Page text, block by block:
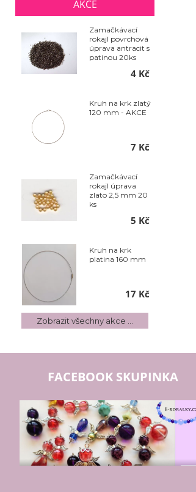
AKCE
Zamačkávací
rokajl povrchová
úprava antracit s
patinou 20ks
4 Kč
Kruh na krk zlatý
120 mm - AKCE
7 Kč
Zamačkávací
rokajl úprava
zlato 2,5 mm 20
ks
5 Kč
Kruh na krk
platina 160 mm
17 Kč
Zobrazit všechny akce ...
FACEBOOK SKUPINKA